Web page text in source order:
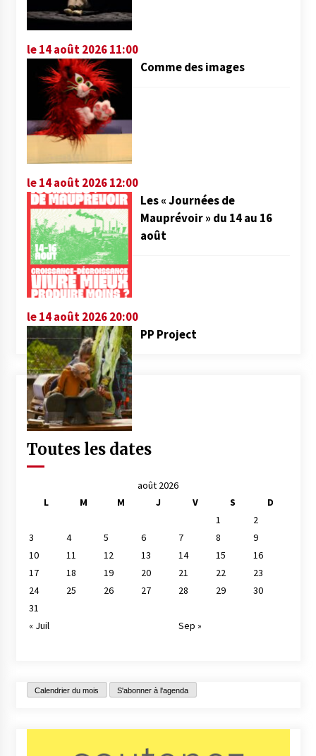
le 14 août 2026 11:00
Comme des images
le 14 août 2026 12:00
Les « Journées de
Mauprévoir » du 14 au 16
août
le 14 août 2026 20:00
PP Project
Toutes les dates
août 2026
L
M M J V S
D
1
2
3
4 5 6 7 8
9
10
11 12 13 14 15
16
17
18 19 20 21 22
23
24
25 26 27 28 29
30
31
« Juil
Sep »
Calendrier du mois S'abonner à l'agenda